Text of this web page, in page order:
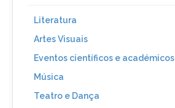
Literatura
Artes Visuais
Eventos científicos e académicos
Música
Teatro e Dança